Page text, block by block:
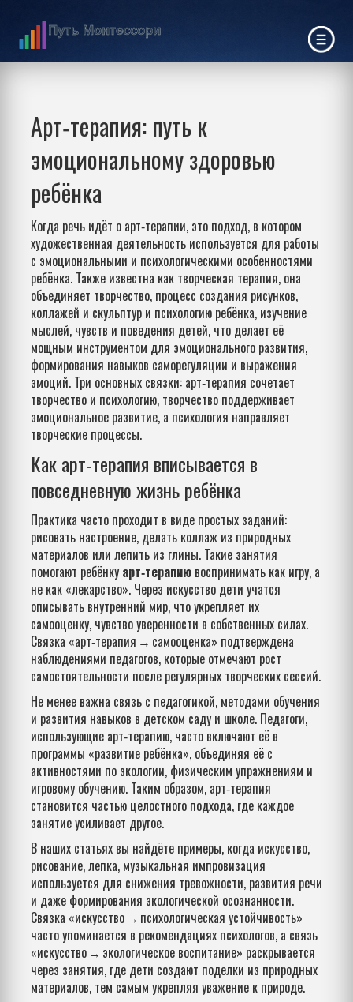
Арт‑терапия: путь к
эмоциональному здоровью
ребёнка
Когда речь идёт о арт‑терапии, это подход, в котором
художественная деятельность используется для работы
с эмоциональными и психологическими особенностями
ребёнка. Также известна как творческая терапия, она
объединяет творчество, процесс создания рисунков,
коллажей и скульптур и психологию ребёнка, изучение
мыслей, чувств и поведения детей, что делает её
мощным инструментом для эмоционального развития,
формирования навыков саморегуляции и выражения
эмоций. Три основных связки: арт‑терапия сочетает
творчество и психологию, творчество поддерживает
эмоциональное развитие, а психология направляет
творческие процессы.
Как арт‑терапия вписывается в
повседневную жизнь ребёнка
Практика часто проходит в виде простых заданий:
рисовать настроение, делать коллаж из природных
материалов или лепить из глины. Такие занятия
помогают ребёнку арт‑терапию воспринимать как игру, а
не как «лекарство». Через искусство дети учатся
описывать внутренний мир, что укрепляет их
самооценку, чувство уверенности в собственных силах.
Связка «арт‑терапия → самооценка» подтверждена
наблюдениями педагогов, которые отмечают рост
самостоятельности после регулярных творческих сессий.
Не менее важна связь с педагогикой, методами обучения
и развития навыков в детском саду и школе. Педагоги,
использующие арт‑терапию, часто включают её в
программы «развитие ребёнка», объединяя её с
активностями по экологии, физическим упражнениям и
игровому обучению. Таким образом, арт‑терапия
становится частью целостного подхода, где каждое
занятие усиливает другое.
В наших статьях вы найдёте примеры, когда искусство,
рисование, лепка, музыкальная импровизация
используется для снижения тревожности, развития речи
и даже формирования экологической осознанности.
Связка «искусство → психологическая устойчивость»
часто упоминается в рекомендациях психологов, а связь
«искусство → экологическое воспитание» раскрывается
через занятия, где дети создают поделки из природных
материалов, тем самым укрепляя уважение к природе.